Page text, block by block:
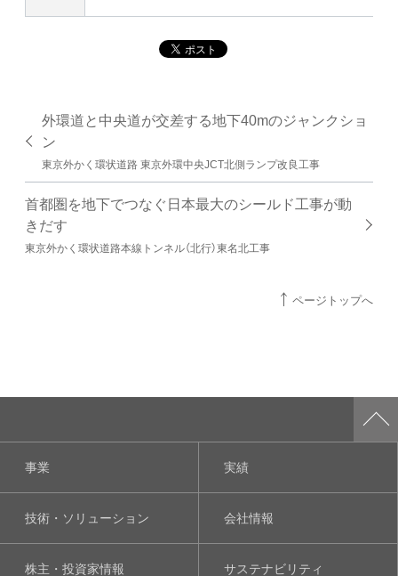
外環道と中央道が交差する地下40mのジャンクショ
ン
東京外かく環状道路 東京外環中央JCT北側ランプ改良工事
首都圏を地下でつなぐ日本最大のシールド工事が動
きだす
東京外かく環状道路本線トンネル（北行）東名北工事
ページトップへ
事業 実績
技術・ソリューション 会社情報
株主・投資家情報 サステナビリティ